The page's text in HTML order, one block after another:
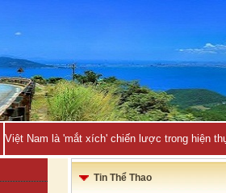
Việt Nam là 'mắt xích' chiến lược trong hiện
Tin Thể Thao